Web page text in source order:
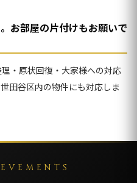
お部屋の片付けもお願いで
・原状回復・大家様への対応
田谷区内の物件にも対応しま